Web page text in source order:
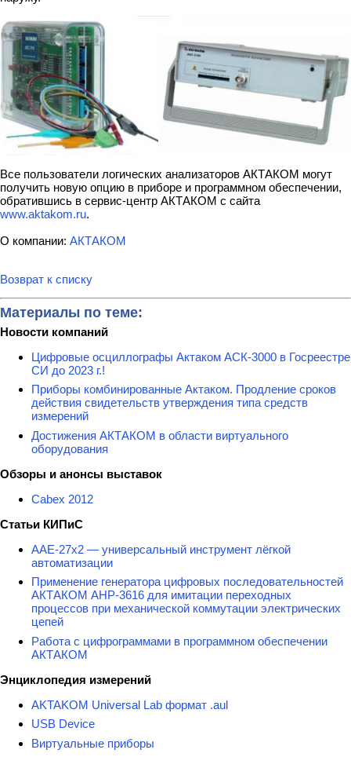
Все пользователи логических анализаторов АКТАКОМ могут
получить новую опцию в приборе и программном обеспечении,
обратившись в сервис-центр АКТАКОМ с сайта
www.aktakom.ru.
О компании: АКТАКОМ
Возврат к списку
Материалы по теме:
Новости компаний
Цифровые осциллографы Актаком АСК-3000 в Госреестре
СИ до 2023 г.!
Приборы комбинированные Актаком. Продление сроков
действия свидетельств утверждения типа средств
измерений
Достижения АКТАКОМ в области виртуального
оборудования
Обзоры и анонсы выставок
Cabex 2012
Статьи КИПиС
ААЕ-27x2 — универсальный инструмент лёгкой
автоматизации
Применение генератора цифровых последовательностей
АКТАКОМ АНР-3616 для имитации переходных
процессов при механической коммутации электрических
цепей
Работа с цифрограммами в программном обеспечении
АКТАКОМ
Энциклопедия измерений
AKTAKOM Universal Lab формат .aul
USB Device
Виртуальные приборы